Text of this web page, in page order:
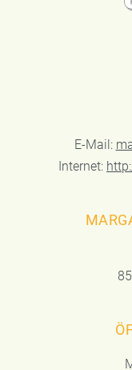
E-Mail:
Internet: